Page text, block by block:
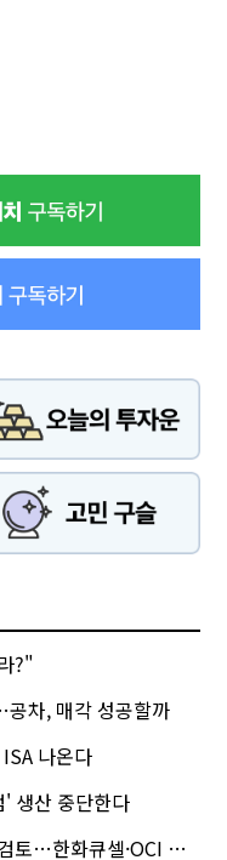
?"
차, 매각 성공할까
나온다
' 생산 중단한다
화큐셀·OCI 영향은?